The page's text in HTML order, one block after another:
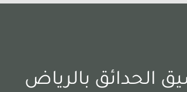
الحدائق بالرياض